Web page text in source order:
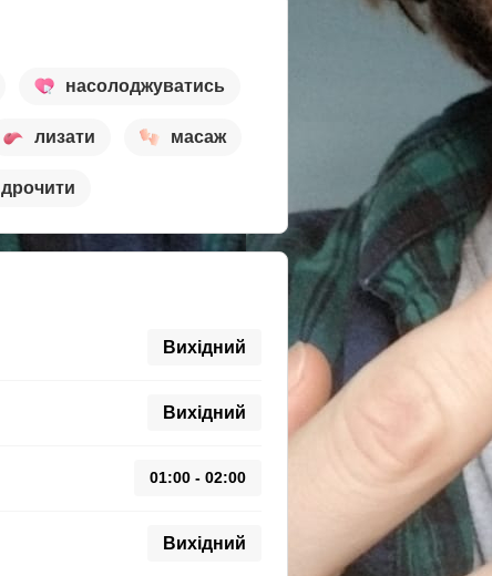
насолоджуватись
лизати масаж
дрочити
Вихідний
Вихідний
01:00 - 02:00
Вихідний